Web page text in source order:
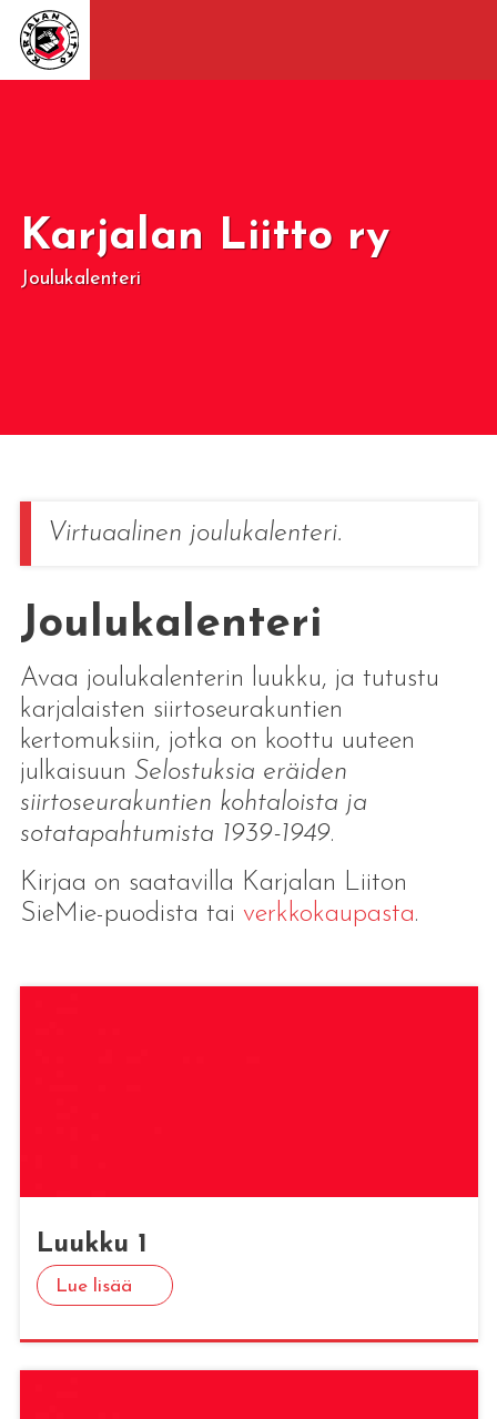
Karjalan Liitto ry
Joulukalenteri
Virtuaalinen joulukalenteri.
Joulukalenteri
Avaa joulukalenterin luukku, ja tutustu
karjalaisten siirtoseurakuntien
kertomuksiin, jotka on koottu uuteen
julkaisuun Selostuksia eräiden
siirtoseurakuntien kohtaloista ja
sotatapahtumista 1939-1949.
Kirjaa on saatavilla Karjalan Liiton
SieMie-puodista tai verkkokaupasta.
Luuk­ku 1
Lue lisää